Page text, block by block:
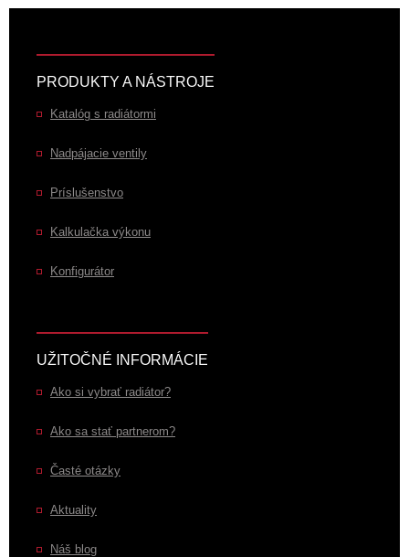
PRODUKTY A NÁSTROJE
Katalóg s radiátormi
Nadpájacie ventily
Príslušenstvo
Kalkulačka výkonu
Konfigurátor
UŽITOČNÉ INFORMÁCIE
Ako si vybrať radiátor?
Ako sa stať partnerom?
Časté otázky
Aktuality
Náš blog